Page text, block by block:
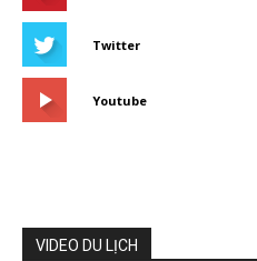
Twitter
Youtube
VIDEO DU LỊCH